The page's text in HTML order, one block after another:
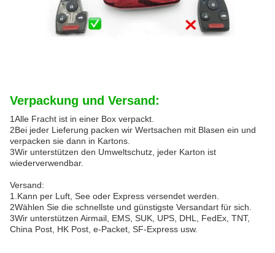
Verpackung und Versand:
1Alle Fracht ist in einer Box verpackt.
2Bei jeder Lieferung packen wir Wertsachen mit Blasen ein und
verpacken sie dann in Kartons.
3Wir unterstützen den Umweltschutz, jeder Karton ist
wiederverwendbar.
Versand:
1.Kann per Luft, See oder Express versendet werden.
2Wählen Sie die schnellste und günstigste Versandart für sich.
3Wir unterstützen Airmail, EMS, SUK, UPS, DHL, FedEx, TNT,
China Post, HK Post, e-Packet, SF-Express usw.